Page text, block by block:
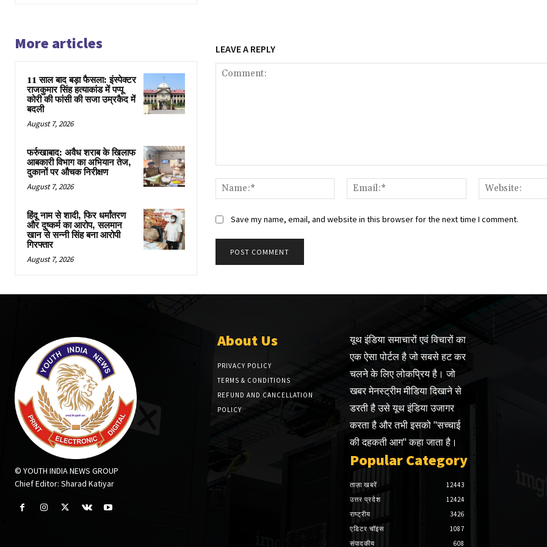
More articles
11 साल बाद बड़ा फैसला: इंस्पेक्टर
राजकुमार सिंह हत्याकांड में पप्पू
कोरी की फांसी की सजा उम्रकैद में
बदली
August 7, 2026
फर्रुखाबाद: अवैध शराब के खिलाफ
आबकारी विभाग का अभियान तेज,
दुकानों पर औचक निरीक्षण
August 7, 2026
हिंदू नाम से शादी, फिर धर्मांतरण
और दुष्कर्म का आरोप, सलमान
खान से सन्नी सिंह बना आरोपी
गिरफ्तार
August 7, 2026
LEAVE A REPLY
Name:*
Email:*
Save my name, email, and website in this browser for the next time I comment.
© YOUTH INDIA NEWS GROUP
Chief Editor: Sharad Katiyar
About Us
PRIVACY POLICY
TERMS & CONDITIONS
REFUND AND CANCELLATION
POLICY
यूथ इंडिया समाचारों एवं विचारों का
एक ऐसा पोर्टल है जो सबसे हट कर
चलने के लिए लोकप्रिय है। जो
खबर मेनस्ट्रीम मीडिया दिखाने से
डरती है उसे यूथ इंडिया उजागर
करता है और तभी इसको "सच्चाई
की दहकती आग" कहा जाता है।
Popular Category
ताज़ा खबरें
12443
उत्तर प्रदेश
12424
राष्ट्रीय
3426
एडिटर चॉइस
1087
संपादकीय
608